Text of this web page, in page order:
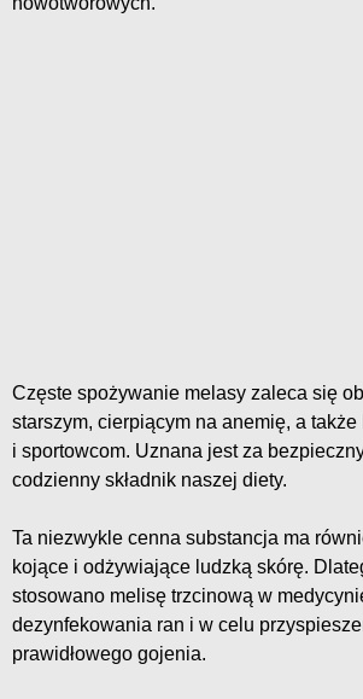
Częste spożywanie melasy zaleca się
starszym, cierpiącym na anemię, a
i sportowcom. Uznana jest za
codzienny składnik naszej diety.
Ta niezwykle cenna substancja ma
kojące i odżywiające ludzką skórę.
stosowano melisę trzcinową w
dezynfekowania ran i w celu
prawidłowego gojenia.